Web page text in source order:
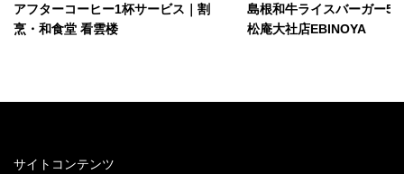
アフターコーヒー1杯サービス｜割
烹・和食堂 看雲楼
島根和牛ライスバーガー50
松庵大社店EBINOYA
サイトコンテンツ